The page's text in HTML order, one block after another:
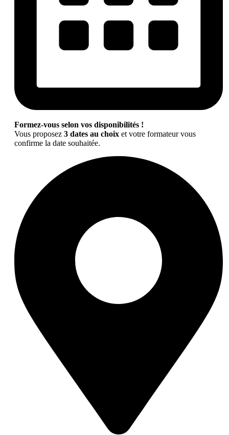
Formez-vous selon vos disponibilités !
Vous proposez 3 dates au choix et votre formateur vous
confirme la date souhaitée.